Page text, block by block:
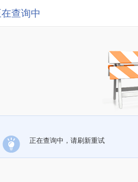
查询中
正在查询中，请刷新重试